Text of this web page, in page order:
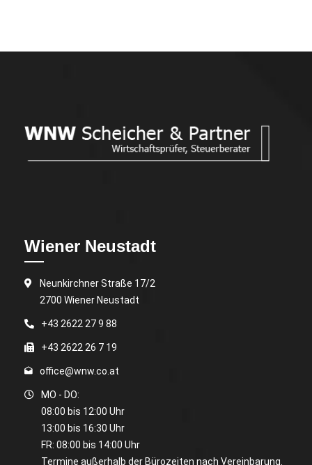
Wiener Neustadt
Neunkirchner Straße 17/2
2700 Wiener Neustadt
+43 2622 27 9 88
+43 2622 26 7 19
office@wnw.co.at
MO - DO:
08:00 bis 12:00 Uhr
13:00 bis 16:30 Uhr
FR: 08:00 bis 14:00 Uhr
Termine außerhalb der Bürozeiten nach Vereinbarung.